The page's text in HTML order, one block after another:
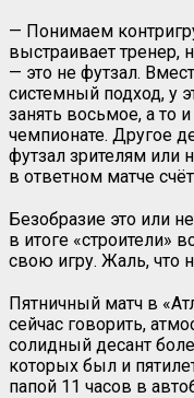
— Понимаем
выстраивает тренер,
— это не футзал.
системный подход, у
занять восьмое, а то
чемпионате. Другое
футзал зрителям или
в ответном матче
Безобразие это или
в итоге «строители»
свою игру. Жаль, что
Пятничный матч в
сейчас говорить,
солидный десант
которых был и
папой 11 часов в